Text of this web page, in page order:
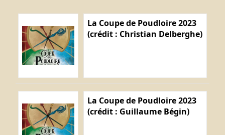
La Coupe de Poudloire 2023
(crédit : Christian Delberghe)
La Coupe de Poudloire 2023
(crédit : Guillaume Bégin)